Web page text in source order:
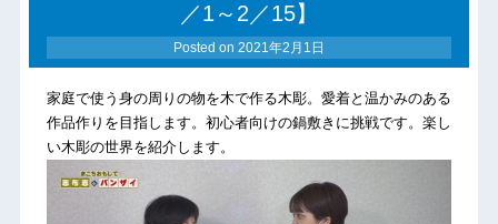
／1～2／15】
Posted on 2021年2月1日
家庭で使う身の周りの物を木で作る木彫。愛着と温かみのある
作品作りを目指します。初心者向けの鍋敷きに挑戦です。楽し
い木彫の世界を紹介します。